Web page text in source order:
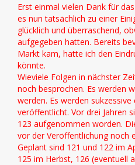
Erst einmal vielen Dank für
es nun tatsächlich zu einer
glücklich und überraschend,
aufgegeben hatten. Bereits
Markt kam, hatte ich den
könnte.
Wieviele Folgen in nächster
noch besprochen. Es werden
werden. Es werden
veröffentlicht. Vor drei Jahren
123 aufgenommen worden.
vor der Veröffentlichung noch
Geplant sind 121 und 122 im
125 im Herbst, 126 (eventuell